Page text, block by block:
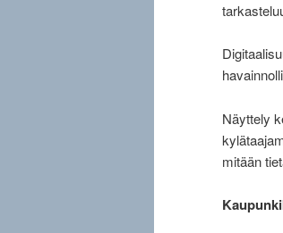
Näyttely
mitään